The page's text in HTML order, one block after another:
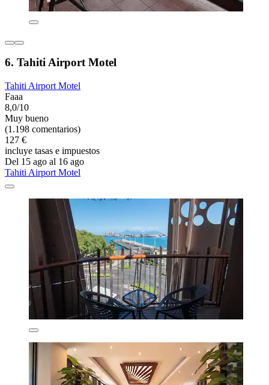
6. Tahiti Airport Motel
Tahiti Airport Motel
Faaa
8,0/10
Muy bueno
(1.198 comentarios)
127 €
incluye tasas e impuestos
Del 15 ago al 16 ago
Tahiti Airport Motel